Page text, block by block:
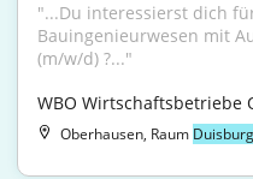
"...Du interessierst dich
Bauingenieurwesen mit
(m/w/d) ?..."
WBO Wirtschaftsbetriebe
Oberhausen, Raum Duisburg